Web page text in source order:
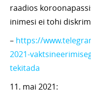
raadios
inimesi ei tohi
– https://
2021-
tekitada
11. mai 2021: